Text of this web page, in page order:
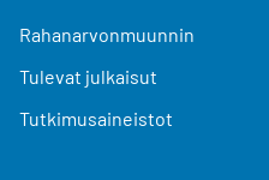
Rahanarvonmuunnin
Tulevat julkaisut
Tutkimusaineistot